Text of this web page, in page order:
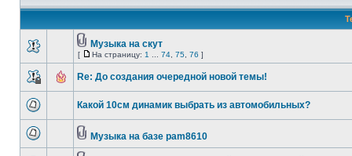
Музыка на скут
[ На страницу: 1 74 75 76 ]
Re: До создания очередной новой темы!
Какой 10см динамик выбрать из автомобильных?
Музыка на базе pam8610